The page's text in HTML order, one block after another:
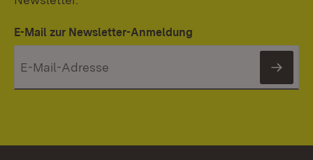
E-Mail zur Newsletter-Anmeldung